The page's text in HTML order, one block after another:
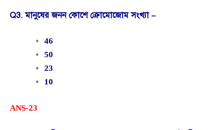
Q3. মানুষের জনন কোশে ক্রোমোজোম সংখ্যা –
46
50
23
10
ANS-23